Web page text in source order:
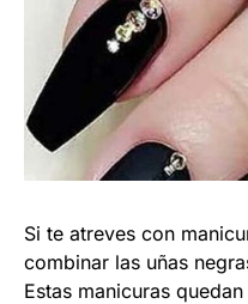
Si te atreves con
combinar las uñas
Estas manicuras